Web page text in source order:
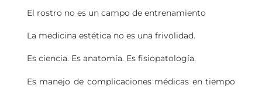
El rostro no es un campo de entrenamiento
La medicina estética no es una frivolidad.
Es ciencia. Es anatomía. Es fisiopatología.
Es manejo de complicaciones médicas en tiempo